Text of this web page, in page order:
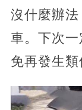
沒什麼辦
車。下次
免再發生類